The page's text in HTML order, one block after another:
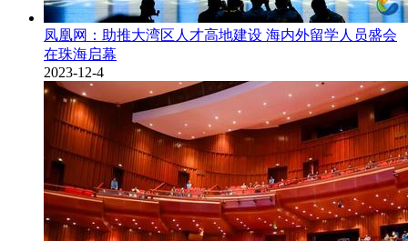
凤凰网：助推大湾区人才高地建设 海内外留学人员盛会
在珠海启幕
2023-12-4